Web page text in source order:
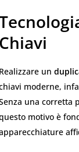
Chiavi
Realizzare un
moderne,
una corretta
motivo è